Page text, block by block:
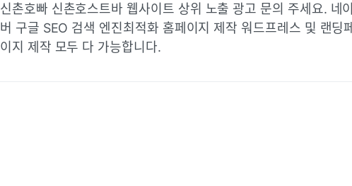
신촌호빠 신촌호스트바 웹사이트 상위 노출 광고 문의 주세요. 네이
버 구글 SEO 검색 엔진최적화 홈페이지 제작 워드프레스 및 랜딩페
이지 제작 모두 다 가능합니다.